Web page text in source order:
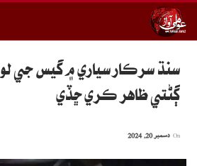
سنڌ سرڪار سياري ۾ گيس جي
ڳڻتي ظاهر ڪري ڇڏي